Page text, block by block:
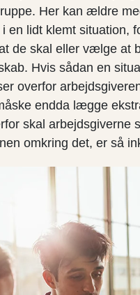
Her kan ældre
en lidt klemt situation,
de skal eller vælge at
Hvis sådan en
overfor
endda lægge
skal arbejdsgiverne
omkring det, er så